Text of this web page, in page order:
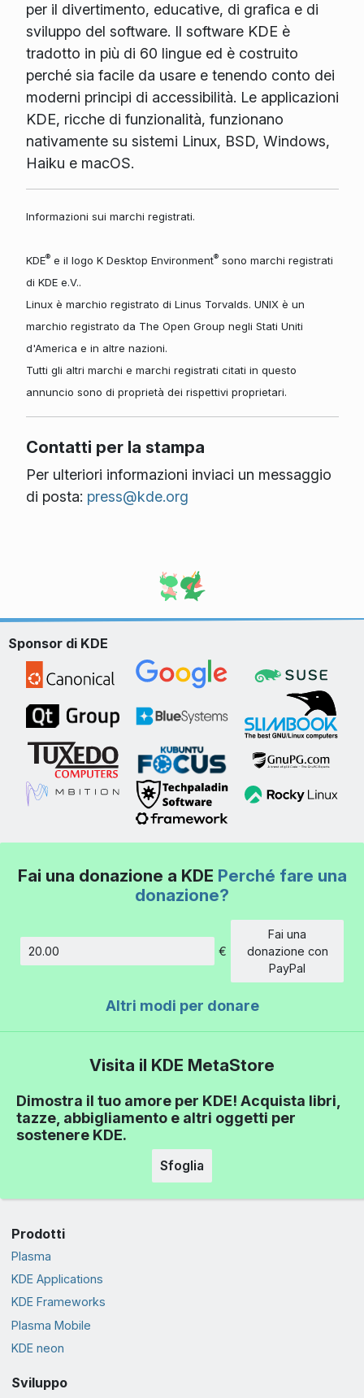
per il divertimento, educative, di grafica e di
sviluppo del software. Il software KDE è
tradotto in più di 60 lingue ed è costruito
perché sia facile da usare e tenendo conto dei
moderni principi di accessibilità. Le applicazioni
KDE, ricche di funzionalità, funzionano
nativamente su sistemi Linux, BSD, Windows,
Haiku e macOS.
Informazioni sui marchi registrati.
KDE®e il logo K Desktop Environment®sono marchi registrati
di KDE e.V..
Linux è marchio registrato di Linus Torvalds. UNIX è un
marchio registrato da The Open Group negli Stati Uniti
d'America e in altre nazioni.
Tutti gli altri marchi e marchi registrati citati in questo
annuncio sono di proprietà dei rispettivi proprietari.
Contatti per la stampa
Per ulteriori informazioni inviaci un messaggio
di posta: press@kde.org
Sponsor di KDE
Fai una donazione a KDE Perché fare una
donazione?
Importo
€
Fai una
donazione con
PayPal
Altri modi per donare
Visita il KDE MetaStore
Dimostra il tuo amore per KDE! Acquista libri,
tazze, abbigliamento e altri oggetti per
sostenere KDE.
Sfoglia
Prodotti
Plasma
KDE Applications
KDE Frameworks
Plasma Mobile
KDE neon
Sviluppo